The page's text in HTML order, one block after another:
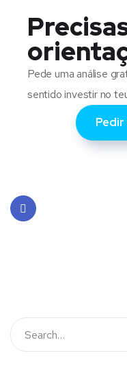
Pede uma análise
sentido investir no